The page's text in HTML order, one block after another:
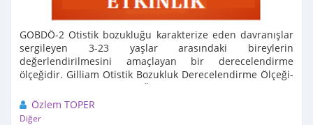
GOBDÖ-2 Otistik bozukluğu karakterize eden davranışlar
sergileyen 3-23 yaşlar arasındaki bireylerin
değerlendirilmesini amaçlayan bir derecelendirme
ölçeğidir. Gilliam Otistik Bozukluk Derecelendirme Ölçeği-
2-Türkçe Versiyonu (GOBDÖ-2-TV) ...
Özlem TOPER
Diğer